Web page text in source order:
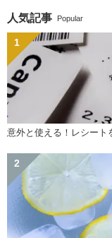
人気記事 Popular
意外と使える！レシート